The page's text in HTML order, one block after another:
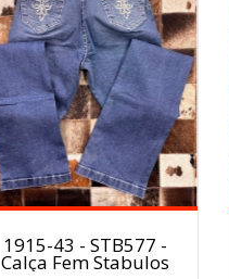
1915-43 - STB577 -
Calça Fem Stabulos